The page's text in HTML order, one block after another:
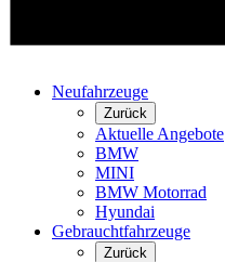
Neufahrzeuge
Zurück
Aktuelle Angebote
BMW
MINI
BMW Motorrad
Hyundai
Gebrauchtfahrzeuge
Zurück